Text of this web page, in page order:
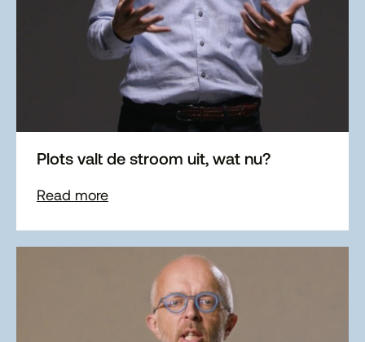
Plots valt de stroom uit, wat nu?
Read more